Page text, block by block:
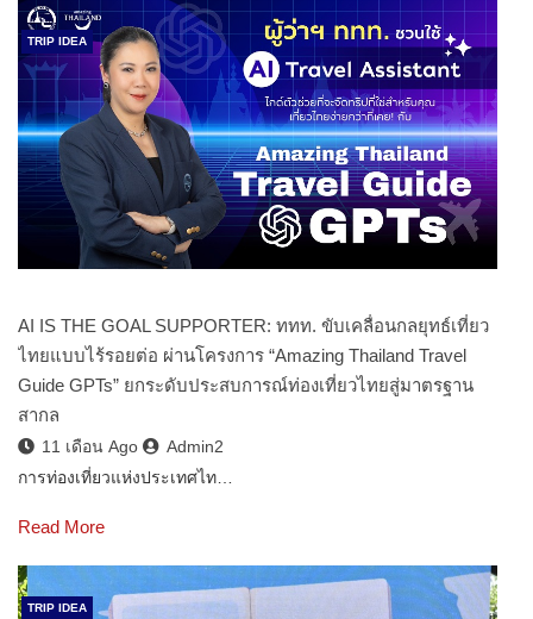
TRIP IDEA
AI IS THE GOAL SUPPORTER: ททท. ขับเคลื่อนกลยุทธ์เที่ยว
ไทยแบบไร้รอยต่อ ผ่านโครงการ “Amazing Thailand Travel
Guide GPTs” ยกระดับประสบการณ์ท่องเที่ยวไทยสู่มาตรฐาน
สากล
11 เดือน Ago
Admin2
การท่องเที่ยวแห่งประเทศไท…
Read More
TRIP IDEA